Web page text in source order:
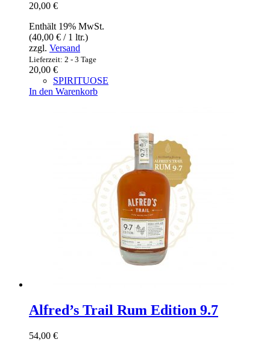
20,00 €
Enthält 19% MwSt.
(40,00 € / 1 ltr.)
zzgl. Versand
Lieferzeit: 2 - 3 Tage
20,00 €
SPIRITUOSE
In den Warenkorb
Alfred’s Trail Rum Edition 9.7
54,00 €